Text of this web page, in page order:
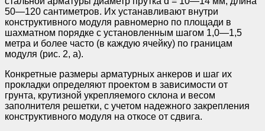
50—120 сантиметров. Их устанавливают внутри
конструктивного модуля равномерно по площади в
шахматном порядке с установленным шагом 1,0—1,5
метра и более часто (в каждую ячейку) по границам
модуля (рис. 2, а).
Конкретные размеры арматурных анкеров и шаг их
прокладки определяют проектом в зависимости от
грунта, крутизной укрепляемого склона и весом
заполнителя решетки, с учетом надежного закрепления
конструктивного модуля на откосе от сдвига.